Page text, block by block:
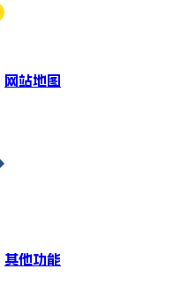
网站地图
其他功能